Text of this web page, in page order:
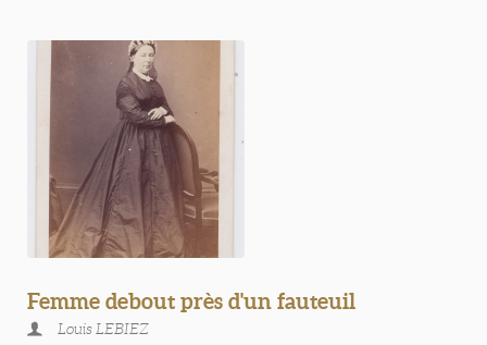
Femme debout près d'un fauteuil
Louis LEBIEZ